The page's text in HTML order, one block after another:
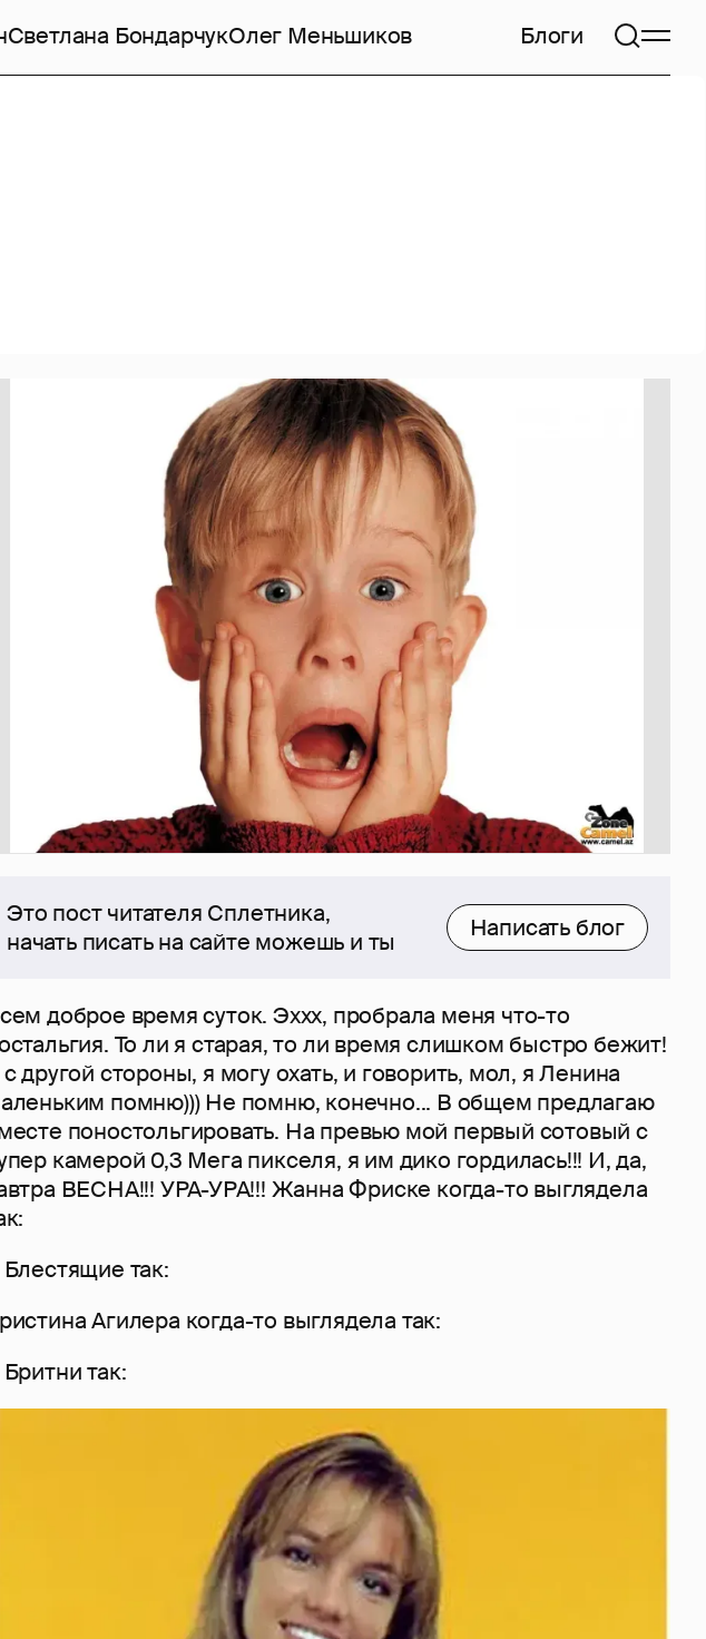
Светлана БондарчукОлег Меньшиков Блоги
Это пост читателя Сплетника,
начать писать на сайте можешь и ты
Написать блог
доброе время суток. Эххх, пробрала меня что-то
То ли я старая, то ли время слишком быстро бежит!
другой стороны, я могу охать, и говорить, мол, я Ленина
помню))) Не помню, конечно... В общем предлагаю
поностольгировать. На превью мой первый сотовый с
камерой 0,3 Мега пикселя, я им дико гордилась!!! И, да,
ВЕСНА!!! УРА-УРА!!! Жанна Фриске когда-то выглядела
так:
Агилера когда-то выглядела так:
так: